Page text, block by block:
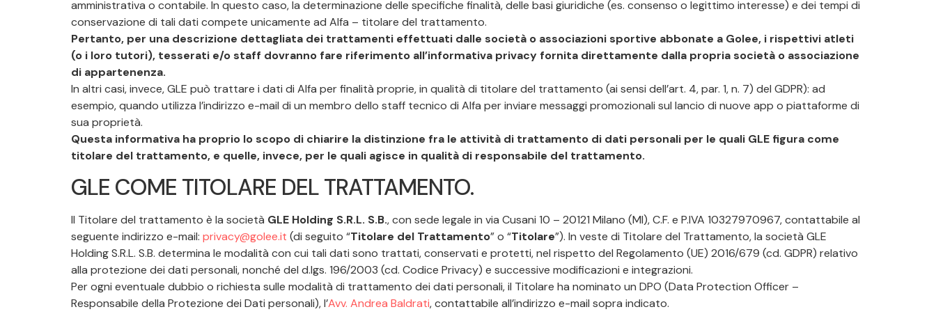
amministrativa o contabile. In questo caso, la determinazione delle specifiche finalità, delle basi giuridiche (es. consenso o legittimo interesse) e dei tempi di
conservazione di tali dati compete unicamente ad Alfa – titolare del trattamento.
Pertanto, per una descrizione dettagliata dei trattamenti effettuati dalle società o associazioni sportive abbonate a Golee, i rispettivi atleti
(o i loro tutori), tesserati e/o staff dovranno fare riferimento all’informativa privacy fornita direttamente dalla propria società o associazione
di appartenenza.
In altri casi, invece, GLE può trattare i dati di Alfa per finalità proprie, in qualità di titolare del trattamento (ai sensi dell’art. 4, par. 1, n. 7) del GDPR): ad
esempio, quando utilizza l’indirizzo e-mail di un membro dello staff tecnico di Alfa per inviare messaggi promozionali sul lancio di nuove app o piattaforme di
sua proprietà.
Questa informativa ha proprio lo scopo di chiarire la distinzione fra le attività di trattamento di dati personali per le quali GLE figura come
titolare del trattamento, e quelle, invece, per le quali agisce in qualità di responsabile del trattamento.
GLE COME TITOLARE DEL TRATTAMENTO.
Il Titolare del trattamento è la società GLE Holding S.R.L. S.B., con sede legale in via Cusani 10 – 20121 Milano (MI), C.F. e P.IVA 10327970967, contattabile al
seguente indirizzo e-mail: privacy@golee.it (di seguito “Titolare del Trattamento” o “Titolare”). In veste di Titolare del Trattamento, la società GLE
Holding S.R.L. S.B. determina le modalità con cui tali dati sono trattati, conservati e protetti, nel rispetto del Regolamento (UE) 2016/679 (cd. GDPR) relativo
alla protezione dei dati personali, nonché del d.lgs. 196/2003 (cd. Codice Privacy) e successive modificazioni e integrazioni.
Per ogni eventuale dubbio o richiesta sulle modalità di trattamento dei dati personali, il Titolare ha nominato un DPO (Data Protection Officer –
Responsabile della Protezione dei Dati personali), l’Avv. Andrea Baldrati, contattabile all’indirizzo e-mail sopra indicato.